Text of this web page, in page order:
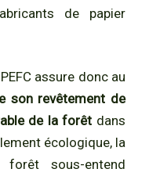
de papier
assure donc au
son revêtement de
de la forêt dans
écologique, la
sous-entend